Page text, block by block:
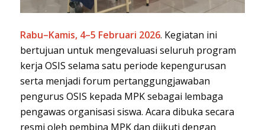
Rabu–Kamis, 4–5 Februari 2026. Kegiatan ini
bertujuan untuk mengevaluasi seluruh program
kerja OSIS selama satu periode kepengurusan
serta menjadi forum pertanggungjawaban
pengurus OSIS kepada MPK sebagai lembaga
pengawas organisasi siswa. Acara dibuka secara
resmi oleh pembina MPK dan diikuti dengan